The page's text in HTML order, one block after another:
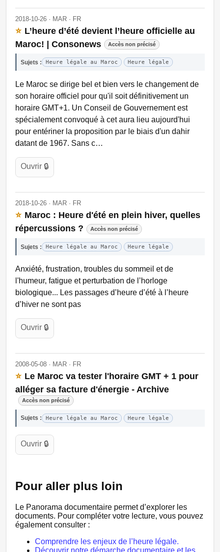
2018-10-26 · MAR · FR
⭐ L’heure d’été devient l’heure officielle au
Maroc! | Consonews
Accès non précisé
Sujets : Heure légale au Maroc Heure légale
Le Maroc se dirige bel et bien vers le changement de
son horaire officiel pour qu'il soit définitivement un
horaire GMT+1. Un Conseil de Gouvernement est
spécialement convoqué à cet aura lieu aujourd'hui
pour entériner la proposition par le biais d'un dahir
datant de 1967. Sans c…
Ouvrir 🔒
2018-10-26 · MAR · FR
⭐ Maroc : Heure d'été en plein hiver, quelles
répercussions ?
Accès non précisé
Sujets : Heure légale au Maroc Heure légale
Anxiété, frustration, troubles du sommeil et de
l'humeur, fatigue et perturbation de l’horloge
biologique... Les passages d’heure d’été à l’heure
d’hiver ne sont pas
Ouvrir 🔒
2008-05-08 · MAR · FR
⭐ Le Maroc va tester l'horaire GMT + 1 pour
alléger sa facture d'énergie - Archive
Accès non précisé
Sujets : Heure légale au Maroc Heure légale
Ouvrir 🔒
Pour aller plus loin
Le Panorama documentaire permet d’explorer les
documents. Pour compléter votre lecture, vous pouvez
également consulter :
Comprendre les enjeux de l’heure légale.
Découvrir notre démarche documentaire et les